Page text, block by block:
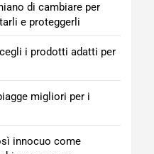
di cambiare per
e proteggerli
i prodotti adatti per
migliori per i
innocuo come